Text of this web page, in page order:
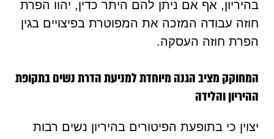
בהיריון, אף אם ניתן להם היתר כדין, יהוו הפרת
חוזה עבודה המזכה את המפוטרת בפיצויים בגין
הפרת חוזה העסקה.
המחוקק מציב הגנה מיוחדת למניעת הדרת נשים בתקופת
ההיריון והלידה
יצוין כי בתופעת הפיטורים בהיריון נשים רבות